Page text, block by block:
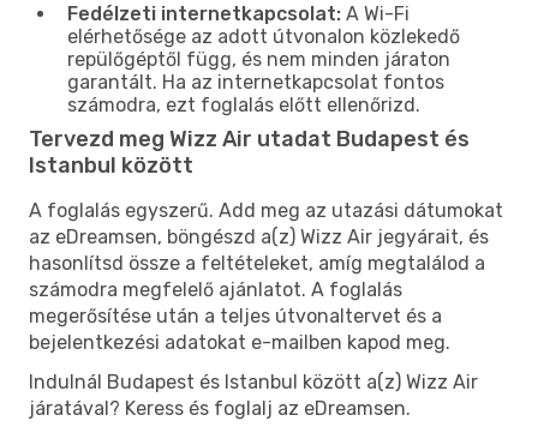
Fedélzeti internetkapcsolat: A Wi-Fi
elérhetősége az adott útvonalon közlekedő
repülőgéptől függ, és nem minden járaton
garantált. Ha az internetkapcsolat fontos
számodra, ezt foglalás előtt ellenőrizd.
Tervezd meg Wizz Air utadat Budapest és
Istanbul között
A foglalás egyszerű. Add meg az utazási dátumokat
az eDreamsen, böngészd a(z) Wizz Air jegyárait, és
hasonlítsd össze a feltételeket, amíg megtalálod a
számodra megfelelő ajánlatot. A foglalás
megerősítése után a teljes útvonaltervet és a
bejelentkezési adatokat e-mailben kapod meg.
Indulnál Budapest és Istanbul között a(z) Wizz Air
járatával? Keress és foglalj az eDreamsen.